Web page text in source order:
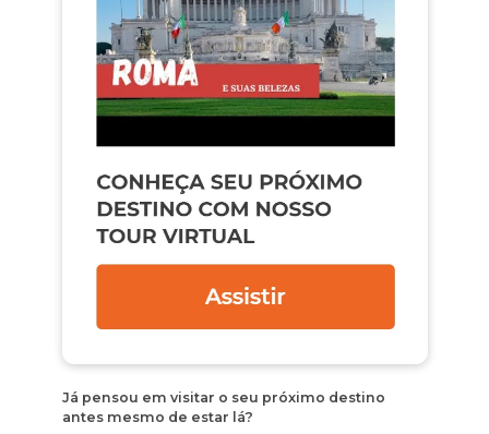
Já pensou em visitar o seu próximo destino
antes mesmo de estar lá?